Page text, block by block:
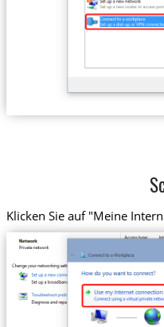
Klicken Sie auf "Meine